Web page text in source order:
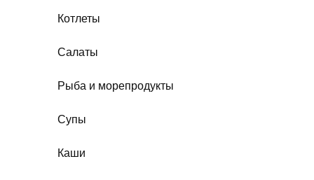
Котлеты
Салаты
Рыба и морепродукты
Супы
Каши